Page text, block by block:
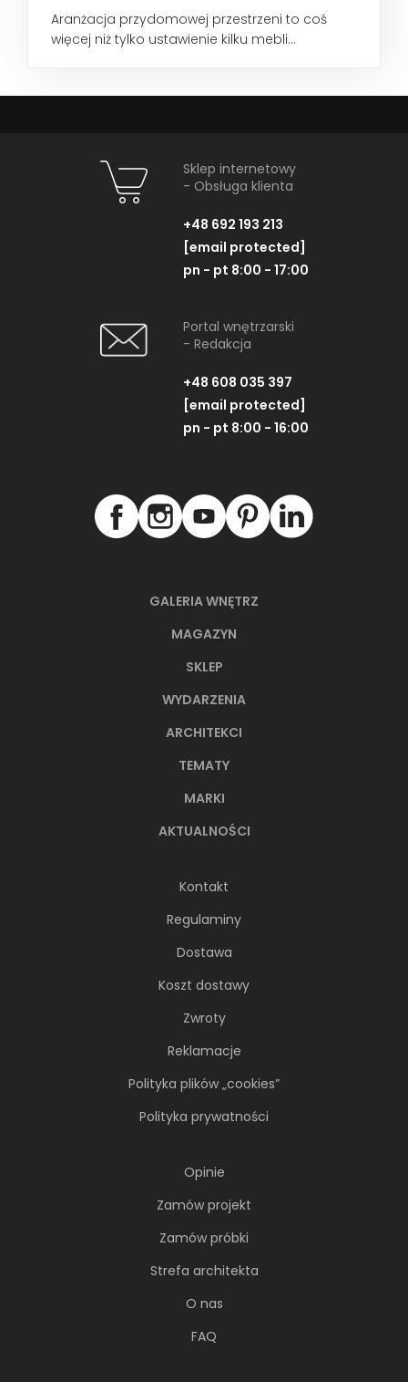
Aranżacja przydomowej przestrzeni to coś
więcej niż tylko ustawienie kilku mebli...
GALERIA WNĘTRZ
MAGAZYN
SKLEP
WYDARZENIA
ARCHITEKCI
TEMATY
MARKI
AKTUALNOŚCI
Kontakt
Regulaminy
Dostawa
Koszt dostawy
Zwroty
Reklamacje
Polityka plików „cookies”
Polityka prywatności
Opinie
Zamów projekt
Zamów próbki
Strefa architekta
O nas
FAQ
Sklep internetowy
- Obsługa klienta
+48 692 193 213
[email protected]
pn - pt 8:00 - 17:00
Portal wnętrzarski
- Redakcja
+48 608 035 397
[email protected]
pn - pt 8:00 - 16:00